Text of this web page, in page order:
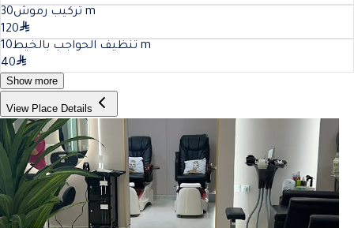
تركيب رموش30
m
120
تنظيف الحواجب بالخيط10
m
40
Show more
View Place Details